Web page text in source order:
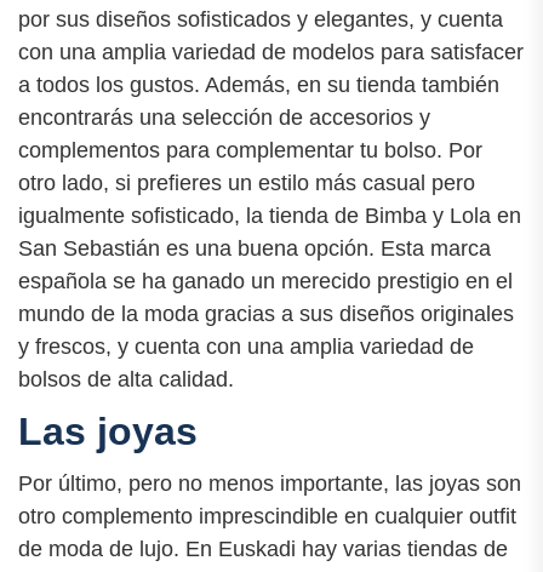
por sus diseños sofisticados y elegantes, y cuenta
con una amplia variedad de modelos para satisfacer
a todos los gustos. Además, en su tienda también
encontrarás una selección de accesorios y
complementos para complementar tu bolso. Por
otro lado, si prefieres un estilo más casual pero
igualmente sofisticado, la tienda de Bimba y Lola en
San Sebastián es una buena opción. Esta marca
española se ha ganado un merecido prestigio en el
mundo de la moda gracias a sus diseños originales
y frescos, y cuenta con una amplia variedad de
bolsos de alta calidad.
Las joyas
Por último, pero no menos importante, las joyas son
otro complemento imprescindible en cualquier outfit
de moda de lujo. En Euskadi hay varias tiendas de